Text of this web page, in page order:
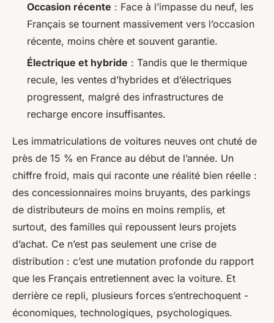
Occasion récente : Face à l’impasse du neuf, les
Français se tournent massivement vers l’occasion
récente, moins chère et souvent garantie.
Électrique et hybride : Tandis que le thermique
recule, les ventes d’hybrides et d’électriques
progressent, malgré des infrastructures de
recharge encore insuffisantes.
Les immatriculations de voitures neuves ont chuté de
près de 15 % en France au début de l’année. Un
chiffre froid, mais qui raconte une réalité bien réelle :
des concessionnaires moins bruyants, des parkings
de distributeurs de moins en moins remplis, et
surtout, des familles qui repoussent leurs projets
d’achat. Ce n’est pas seulement une crise de
distribution : c’est une mutation profonde du rapport
que les Français entretiennent avec la voiture. Et
derrière ce repli, plusieurs forces s’entrechoquent -
économiques, technologiques, psychologiques.